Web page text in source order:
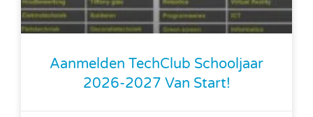
Aanmelden TechClub Schooljaar
2026-2027 Van Start!